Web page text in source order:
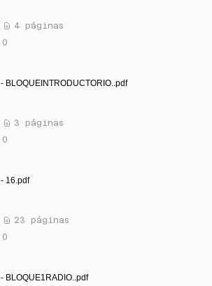
4 páginas
0
- BLOQUEINTRODUCTORIO..pdf
3 páginas
0
- 16.pdf
23 páginas
0
- BLOQUE1RADIO..pdf